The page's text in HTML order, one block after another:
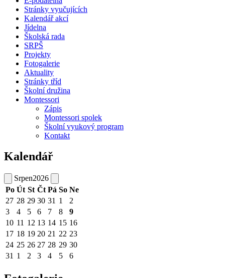
Stránky vyučujících
Kalendář akcí
Jídelna
Školská rada
SRPŠ
Projekty
Fotogalerie
Aktuality
Stránky tříd
Školní družina
Montessori
Zápis
Montessori spolek
Školní vyukový program
Kontakt
Kalendář
Srpen2026
Po Út St Čt Pá So Ne
27 28 29 30 31 1
2
3
4 5 6 7 8
9
10 11 12 13 14 15 16
17 18 19 20 21 22 23
24 25 26 27 28 29 30
31 1 2 3 4 5 6